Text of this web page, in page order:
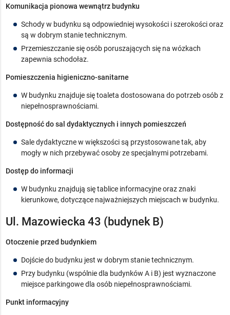
Komunikacja pionowa wewnątrz budynku
Schody w budynku są odpowiedniej wysokości i szerokości oraz
są w dobrym stanie technicznym.
Przemieszczanie się osób poruszających się na wózkach
zapewnia schodołaz.
Pomieszczenia higieniczno-sanitarne
W budynku znajduje się toaleta dostosowana do potrzeb osób z
niepełnosprawnościami.
Dostępność do sal dydaktycznych i innych pomieszczeń
Sale dydaktyczne w większości są przystosowane tak, aby
mogły w nich przebywać osoby ze specjalnymi potrzebami.
Dostęp do informacji
W budynku znajdują się tablice informacyjne oraz znaki
kierunkowe, dotyczące najważniejszych miejscach w budynku.
Ul. Mazowiecka 43 (budynek B)
Otoczenie przed budynkiem
Dojście do budynku jest w dobrym stanie technicznym.
Przy budynku (wspólnie dla budynków A i B) jest wyznaczone
miejsce parkingowe dla osób niepełnosprawnościami.
Punkt informacyjny